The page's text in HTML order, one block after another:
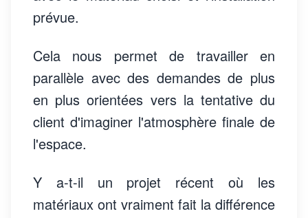
prévue.
Cela nous permet de travailler en
parallèle avec des demandes de plus
en plus orientées vers la tentative du
client d'imaginer l'atmosphère finale de
l'espace.
Y a-t-il un projet récent où les
matériaux ont vraiment fait la différence